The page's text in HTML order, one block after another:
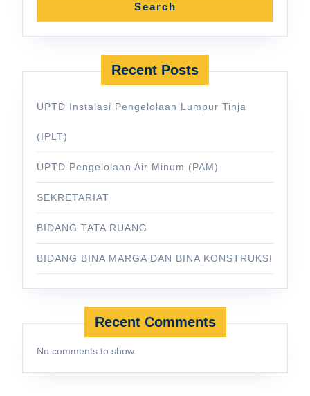
Search
Recent Posts
UPTD Instalasi Pengelolaan Lumpur Tinja
(IPLT)
UPTD Pengelolaan Air Minum (PAM)
SEKRETARIAT
BIDANG TATA RUANG
BIDANG BINA MARGA DAN BINA KONSTRUKSI
Recent Comments
No comments to show.